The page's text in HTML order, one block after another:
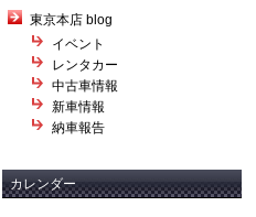
東京本店 blog
イベント
レンタカー
中古車情報
新車情報
納車報告
カレンダー